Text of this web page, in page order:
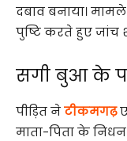
दबाव बनाया।
पुष्टि करते हुए जांच
सगी बुआ के
पीड़ित नेटीकमगढ़
माता-पिता के